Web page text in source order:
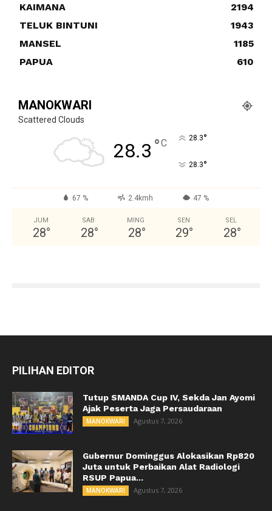
KAIMANA
2194
TELUK BINTUNI
1943
MANSEL
1185
PAPUA
610
MANOKWARI
Scattered Clouds
28.3 °C 28.3°
28.3°
67 % 2.4kmh 47 %
JUM
28°
SAB
28°
MING
28°
SEN
29°
SEL
28°
PILIHAN EDITOR
Tutup SMANDA Cup IV, Sekda Jan Ayomi
Ajak Peserta Jaga Persaudaraan
MANOKWARI Agustus 7, 2026
Gubernur Dominggus Alokasikan Rp820
Juta untuk Perbaikan Alat Radiologi
RSUP Papua...
MANOKWARI Agustus 7, 2026